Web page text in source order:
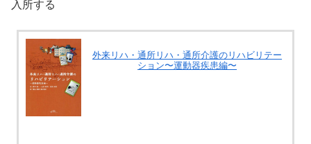
入所する
外来リハ・通所リハ・通所介護のリハビリテー
ション〜運動器疾患編〜